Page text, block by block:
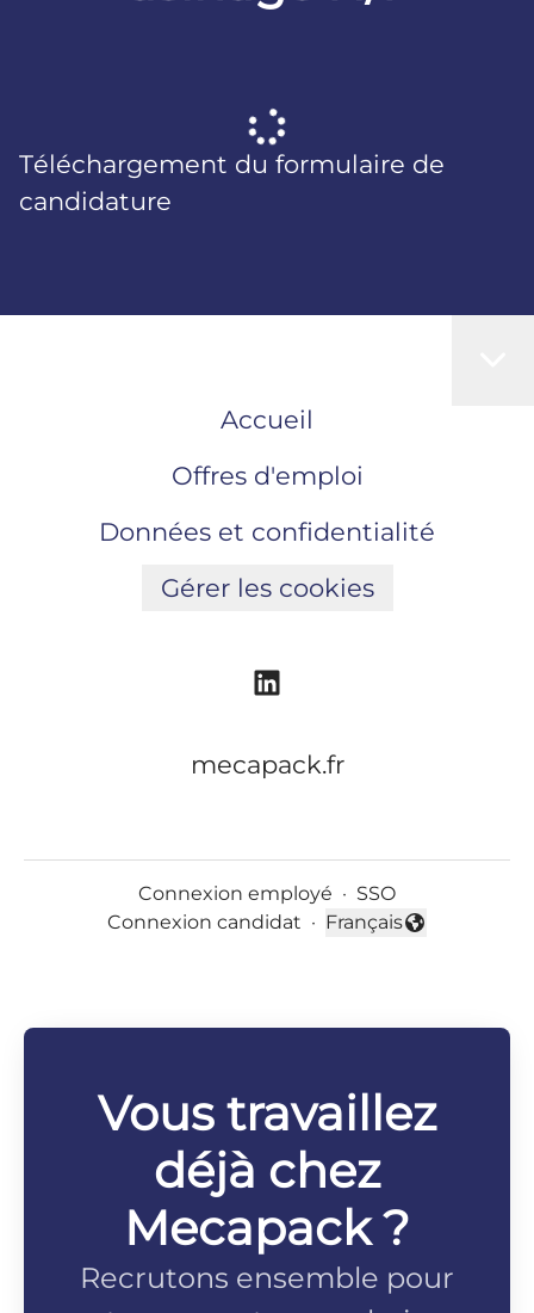
Téléchargement du formulaire de
candidature
Accueil
Offres d'emploi
Données et confidentialité
Gérer les cookies
mecapack.fr
Connexion employé · SSO
Connexion candidat ·
Changer la langue
Français
Vous travaillez
déjà chez
Mecapack ?
Recrutons ensemble pour